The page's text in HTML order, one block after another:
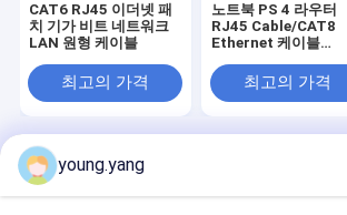
CAT6 RJ45 이더넷 패
치 기가 비트 네트워크
LAN 원형 케이블
최고의 가격
노트북 PS 4 라우터
RJ45 Cable/CAT8
Ethernet 케이블
위한 CAT 8 소셜 면 꼰
인터넷 Lan 코드
최고의 가격
홈
young.yang